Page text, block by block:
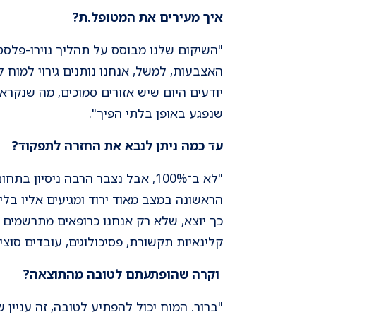
איך מעירים את המטופל.ת?
"השיקום שלנו מבוסס על תהליך נוירו-
האצבעות, למשל, אנחנו נותנים גירוי
שנפגע באופן בלתי הפיך".
עד כמה ניתן לנבא את החזרה לתפקוד?
"לא ב־100%, אבל נצבר הרבה
הראשונה במצב מאוד ירוד ומגיעים אליו
כך יוצא, שלא רק אנחנו כרופאים
קלינאיות תקשורת, פסיכולוגים, עובדים
וקרה שהופתעתם לטובה מהתוצאה?
"ברור. המוח יכול להפתיע לטובה, זה